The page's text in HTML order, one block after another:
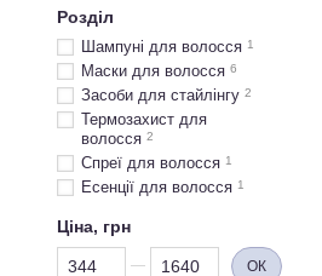
Розділ
Шампуні для волосся 1
Маски для волосся 6
Засоби для стайлінгу 2
Термозахист для
волосся 2
Спреї для волосся 1
Есенції для волосся 1
Ціна, грн
Від Ціна, грн
До Ціна, грн ОК